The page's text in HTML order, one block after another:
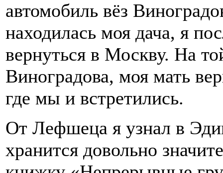
автомобиль вёз
находилась моя дача, я
вернуться в Москву. На
Виноградова, моя мать
где мы и встретились.
От Лефшеца я узнал в
хранится довольно